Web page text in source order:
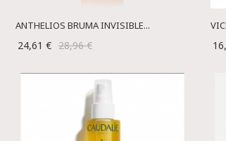
ANTHELIOS BRUMA INVISIBLE...
24,61 € 28,96 €